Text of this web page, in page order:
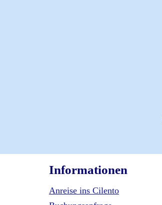
Informationen
Anreise ins Cilento